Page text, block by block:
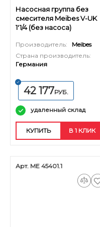
Насосная группа без
смесителя Meibes V-UK
1'1/4 (без насоса)
Производитель:
Meibes
Страна производитель:
Германия
42 177РУБ.
удаленный склад
КУПИТЬ В 1 КЛИК
Арт. ME 45401.1